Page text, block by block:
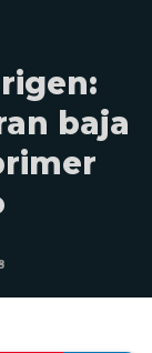
baja